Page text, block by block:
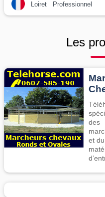
Loiret Professionnel
Les
des
et du